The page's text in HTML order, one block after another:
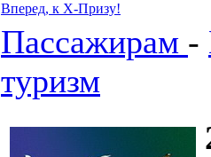
Вперед, к Х-Призу!
Пассажирам -
туризм